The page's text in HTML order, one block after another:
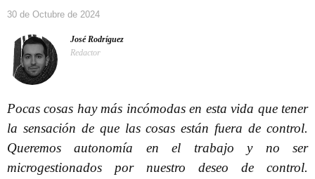
30 de Octubre de 2024
José Rodríguez
Redactor
Pocas cosas hay más incómodas en esta vida que tener
la sensación de que las cosas están fuera de control.
Queremos autonomía en el trabajo y no ser
microgestionados por nuestro deseo de control.